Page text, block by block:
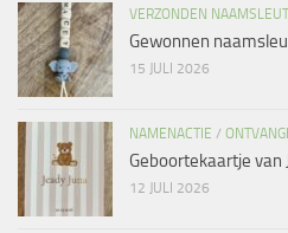
VERZONDEN
Gewonnen
15 JULI 2026
NAMENACTIE /
Geboortekaartje
12 JULI 2026